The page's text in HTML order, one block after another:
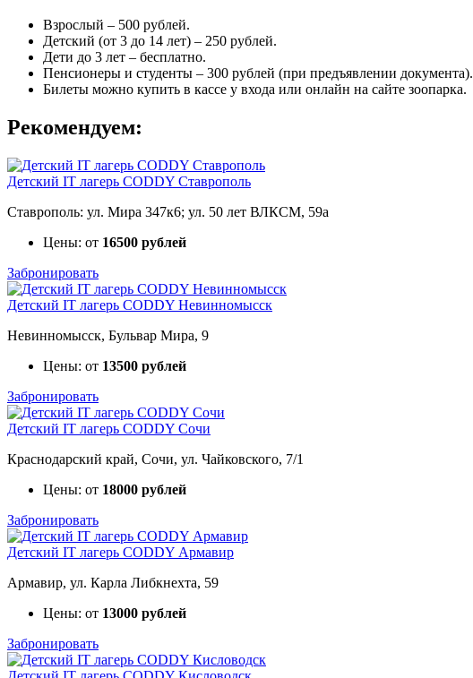
Взрослый – 500 рублей.
Детский (от 3 до 14 лет) – 250 рублей.
Дети до 3 лет – бесплатно.
Пенсионеры и студенты – 300 рублей (при предъявлении документа).
Билеты можно купить в кассе у входа или онлайн на сайте зоопарка.
Рекомендуем:
Детский IT лагерь CODDY Ставрополь
Ставрополь: ул. Мира 347к6; ул. 50 лет ВЛКСМ, 59а
Цены: от 16500 рублей
Забронировать
Детский IT лагерь CODDY Невинномысск
Невинномысск, Бульвар Мира, 9
Цены: от 13500 рублей
Забронировать
Детский IT лагерь CODDY Сочи
Краснодарский край, Сочи, ул. Чайковского, 7/1
Цены: от 18000 рублей
Забронировать
Детский IT лагерь CODDY Армавир
Армавир, ул. Карла Либкнехта, 59
Цены: от 13000 рублей
Забронировать